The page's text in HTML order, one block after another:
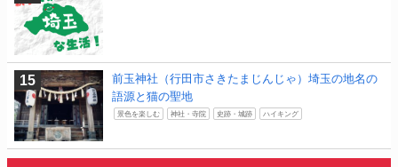
前玉神社（行田市さきたまじんじゃ）埼玉の地名の
語源と猫の聖地
景色を楽しむ 神社・寺院 史跡・城跡 ハイキング